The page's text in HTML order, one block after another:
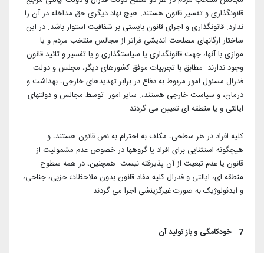
قانونگذاری و تفسیر قانون هستند. هیچ نهاد دیگری حق مداخله در آن را
ندارد. قانونگذاری و اجرای قانون بایستی بر شفافیت استوار باشد. در این
ساختار ارگانهای مصلحت اندیشی فراتر از مجالس منتخب مردم و یا
موازی با آنها، جهت قانونگذاری یا سیاستگذاری و یا تفسیر و تائید قانون
وجود ندارند. مطابق با تجربیات موفق کشورهای دیگر، مجلس و دولت
فدرال مسئول امور مربوط به دفاع در برابر تهدیدهای خارجی، بهداشت و
درمان، و سیاست خارجی هستند،. سایر امور توسط مجالس و دولتهای
ایالتی و یا منطقه ای تعیین می گردند.
کلیه افراد در هر سطحی، مکلف به احترام به نص قانون هستند، و
هیچگونه استثنایی برای افراد یا گروهها در خصوص عدم مشمولیت از
قانون یا عدم تبعیت از آن پذیرفته نیست. همچنین، در همه سطوح
منطقه ای، ایالتی و فدرال کلیه مفاد قانون بدون ملاحظات حزبی، جناحی،
و ایدئولوژیک به صورت غیرگزینشی اجرا می گردند.
7 خودکامگی و باز تولید آن